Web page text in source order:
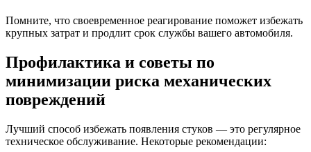
Помните, что своевременное реагирование поможет избежать
крупных затрат и продлит срок службы вашего автомобиля.
Профилактика и советы по
минимизации риска механических
повреждений
Лучший способ избежать появления стуков — это регулярное
техническое обслуживание. Некоторые рекомендации: